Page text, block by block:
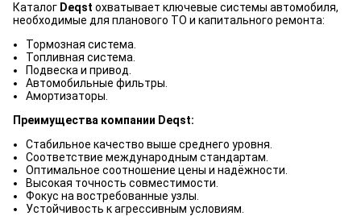
Каталог Deqst охватывает ключевые системы автомобиля,
необходимые для планового ТО и капитального ремонта:
Тормозная система.
Топливная система.
Подвеска и привод.
Автомобильные фильтры.
Амортизаторы.
Преимущества компании Deqst:
Стабильное качество выше среднего уровня.
Соответствие международным стандартам.
Оптимальное соотношение цены и надёжности.
Высокая точность совместимости.
Фокус на востребованные узлы.
Устойчивость к агрессивным условиям.